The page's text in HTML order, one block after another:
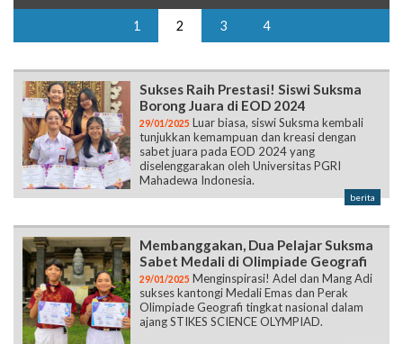
1 2 3 4
Sukses Raih Prestasi! Siswi Suksma
Borong Juara di EOD 2024
29/01/2025 Luar biasa, siswi Suksma kembali
tunjukkan kemampuan dan kreasi dengan
sabet juara pada EOD 2024 yang
diselenggarakan oleh Universitas PGRI
Mahadewa Indonesia.
berita
Membanggakan, Dua Pelajar Suksma
Sabet Medali di Olimpiade Geografi
29/01/2025 Menginspirasi! Adel dan Mang Adi
sukses kantongi Medali Emas dan Perak
Olimpiade Geografi tingkat nasional dalam
ajang STIKES SCIENCE OLYMPIAD.